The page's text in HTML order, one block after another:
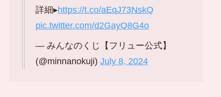
詳細▸https://t.co/aEqJ73NskQ
pic.twitter.com/d2GayQ8G4o
— みんなのくじ【フリュー公式】
(@minnanokuji) July 8, 2024